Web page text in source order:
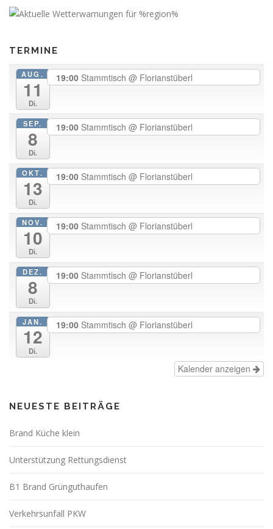
TERMINE
AUG.
11
Di.
19:00 Stammtisch @ Florianstüberl
SEP.
8
Di.
19:00 Stammtisch @ Florianstüberl
OKT.
13
Di.
19:00 Stammtisch @ Florianstüberl
NOV.
10
Di.
19:00 Stammtisch @ Florianstüberl
DEZ.
8
Di.
19:00 Stammtisch @ Florianstüberl
JAN.
12
Di.
19:00 Stammtisch @ Florianstüberl
Kalender anzeigen
NEUESTE BEITRÄGE
Brand Küche klein
Unterstützung Rettungsdienst
B1 Brand Grünguthaufen
Verkehrsunfall PKW